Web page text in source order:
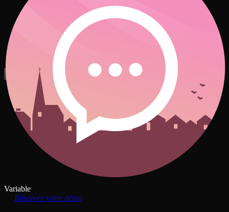
Variable
Réservez votre démo